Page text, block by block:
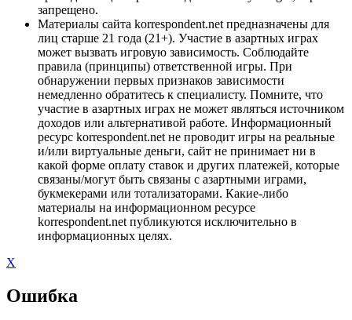
запрещено.
Материалы сайта korrespondent.net предназначены для
лиц старше 21 года (21+). Участие в азартных играх
может вызвать игровую зависимость. Соблюдайте
правила (принципы) ответственной игры. При
обнаружении первых признаков зависимости
немедленно обратитесь к специалисту. Помните, что
участие в азартных играх не может являться источником
доходов или альтернативой работе. Информационный
ресурс korrespondent.net не проводит игры на реальные
и/или виртуальные деньги, сайт не принимает ни в
какой форме оплату ставок и других платежей, которые
связаны/могут быть связаны с азартными играми,
букмекерами или тотализаторами. Какие-либо
материалы на информационном ресурсе
korrespondent.net публикуются исключительно в
информационных целях.
X
Ошибка